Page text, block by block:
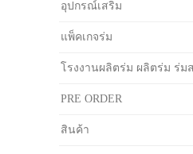
อุปกรณ์เสริม
แพ็คเกจร่ม
โรงงานผลิตร่ม ผลิตร่ม ร่ม
PRE ORDER
สินค้า